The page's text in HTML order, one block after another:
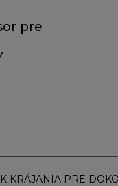
pre
KRÁJANIA PRE